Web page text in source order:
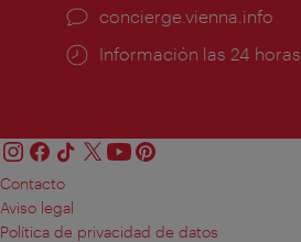
concierge.vienna.info
Información las 24 horas
Contacto
Aviso legal
Política de privacidad de datos